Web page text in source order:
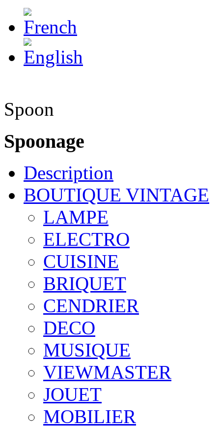
Spoon
Spoonage
Description
BOUTIQUE VINTAGE
LAMPE
ELECTRO
CUISINE
BRIQUET
CENDRIER
DECO
MUSIQUE
VIEWMASTER
JOUET
MOBILIER